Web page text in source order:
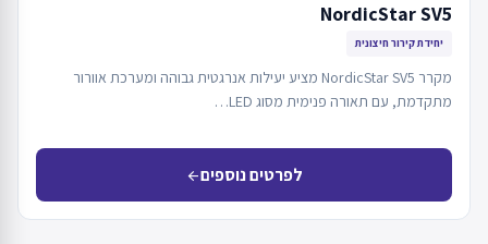
NordicStar SV5
יחידת קירור חיצונית
מקרר NordicStar SV5 מציע יעילות אנרגטית גבוהה ומערכת אוורור
מתקדמת, עם תאורה פנימית מסוג LED…
לפרטים נוספיםarrow_back